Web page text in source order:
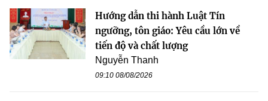
Hướng dẫn thi hành Luật Tín
ngưỡng, tôn giáo: Yêu cầu lớn về
tiến độ và chất lượng
Nguyễn Thanh
09:10 08/08/2026